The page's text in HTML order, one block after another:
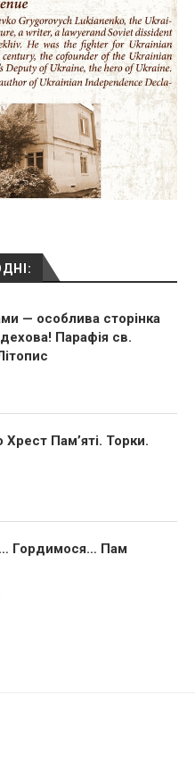
— особлива сторінка
Парафія св.
Пам’яті. Торки.
Гордимося… Пам